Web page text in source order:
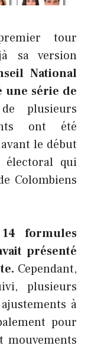
tour
sa version
National
une série de
plusieurs
ont été
le début
électoral qui
Colombiens
14 formules
présenté
Cependant,
plusieurs
à
pour
mouvements